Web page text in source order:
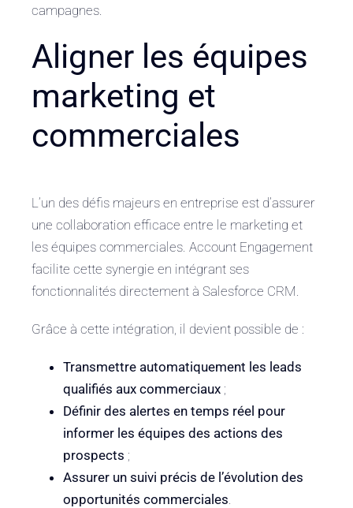
campagnes.
Aligner les équipes
marketing et
commerciales
L’un des défis majeurs en entreprise est d’assurer
une collaboration efficace entre le marketing et
les équipes commerciales. Account Engagement
facilite cette synergie en intégrant ses
fonctionnalités directement à Salesforce CRM.
Grâce à cette intégration, il devient possible de :
Transmettre automatiquement les leads
qualifiés aux commerciaux ;
Définir des alertes en temps réel pour
informer les équipes des actions des
prospects ;
Assurer un suivi précis de l’évolution des
opportunités commerciales